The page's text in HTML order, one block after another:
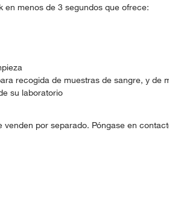
menos de 3 segundos que ofrece:
recogida de muestras de sangre, y de
su laboratorio
por separado. Póngase en